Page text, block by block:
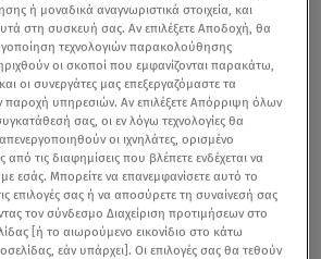
ή μοναδικά αναγνωριστικά στοιχεία, και
στη συσκευή σας. Αν επιλέξετε Αποδοχή, θα
τεχνολογιών παρακολούθησης
οι σκοποί που εμφανίζονται παρακάτω,
οι συνεργάτες μας επεξεργαζόμαστε τα
υπηρεσιών. Αν επιλέξετε Απόρριψη όλων
σας, οι εν λόγω τεχνολογίες θα
οι ιχνηλάτες, ορισμένο
από τις διαφημίσεις που βλέπετε ενδέχεται να
με εσάς. Μπορείτε να επανεμφανίσετε αυτό το
επιλογές σας ή να αποσύρετε τη συναίνεσή σας
τον σύνδεσμο Διαχείριση προτιμήσεων στο
[ή το αιωρούμενο εικονίδιο στο κάτω
εάν υπάρχει]. Οι επιλογές σας θα τεθούν